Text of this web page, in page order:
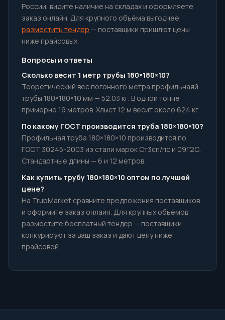
России, видите наличие на складах и оформляете
заказ онлайн. Для крупного объёма выгоднее
разместить тендер — поставщики пришлют цены
ниже прайсовых.
Вопросы и ответы
Сколько весит 1 метр трубы 180×180×10?
Теоретический вес погонного метра профильнаяй
трубы 180×180×10 мм — 52.03 кг. В одной тонне
примерно 19 метров. Хлыст 12 м весит около 624 кг.
По какому ГОСТ производится труба 180×180×10?
Профильная труба 180×180×10 производится по
ГОСТ 30245-2003 из стали марок Ст3сп/пс и 09Г2С.
Стандартные длины — 6 и 12 метров.
Как купить трубу 180×180×10 оптом по лучшей
цене?
На TrubMarket сравните предложения поставщиков
и оформите заказ онлайн. Для крупных объёмов
разместите бесплатный тендер — поставщики
конкурируют за ваш заказ и дают цену ниже
прайсовой.